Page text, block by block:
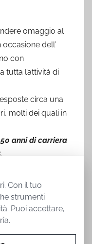
omaggio al
dell’
con
tutta l’attività di
circa una
molti dei quali in
anni di carriera
Con il tuo
strumenti
Puoi accettare,